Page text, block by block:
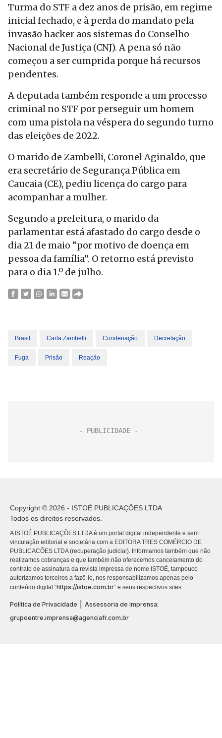
Turma do STF a dez anos de prisão, em regime
inicial fechado, e à perda do mandato pela
invasão hacker aos sistemas do Conselho
Nacional de Justiça (CNJ). A pena só não
começou a ser cumprida porque há recursos
pendentes.
A deputada também responde a um processo
criminal no STF por perseguir um homem
com uma pistola na véspera do segundo turno
das eleições de 2022.
O marido de Zambelli, Coronel Aginaldo, que
era secretário de Segurança Pública em
Caucaia (CE), pediu licença do cargo para
acompanhar a mulher.
Segundo a prefeitura, o marido da
parlamentar está afastado do cargo desde o
dia 21 de maio “por motivo de doença em
pessoa da família”. O retorno está previsto
para o dia 1.º de julho.
Brasil Carla Zambelli Condenação Decretação
Fuga Prisão Reação
Copyright © 2026 - ISTOÉ PUBLICAÇÕES LTDA
Todos os direitos reservados.
A ISTOÉ PUBLICAÇÕES LTDA é um portal digital independente e sem
vinculação editorial e societária com a EDITORA TRES COMÉRCIO DE
PUBLICACÕES LTDA (recuperação judicial). Informamos também que não
realizamos cobranças e que também não oferecemos cancelamento do
contrato de assinatura da revista impressa de nome ISTOÉ, tampouco
autorizamos terceiros a fazê-lo, nos responsabilizamos apenas pelo
conteúdo digital “https://istoe.com.br” e seus respectivos sites.
Política de Privacidade
Assessoria de Imprensa:
grupoentre.imprensa@agenciafr.com.br